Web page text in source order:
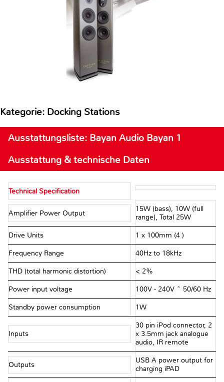
Kategorie: Docking Stations
Ausstattungsliste: Bayan Audio Bayan 1
Ausstattung & technische Daten
Technical Specification
Amplifier Power Output
15W (bass), 10W (full
range), Total 25W
Drive Units 1 x 100mm (4 )
Frequency Range 40Hz to 18kHz
THD (total harmonic distortion) < 2%
Power input voltage 100V - 240V ~ 50/60 Hz
Standby power consumption 1W
Inputs
30 pin iPod connector, 2
x 3.5mm jack analogue
audio, IR remote
Outputs
USB A power output for
charging iPAD